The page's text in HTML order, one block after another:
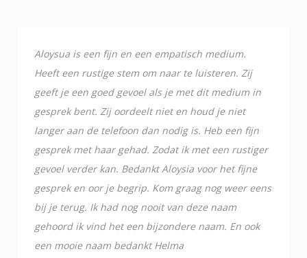
Aloysua is een fijn en een empatisch medium.
Heeft een rustige stem om naar te luisteren. Zij
geeft je een goed gevoel als je met dit medium in
gesprek bent. Zij oordeelt niet en houd je niet
langer aan de telefoon dan nodig is. Heb een fijn
gesprek met haar gehad. Zodat ik met een rustiger
gevoel verder kan. Bedankt Aloysia voor het fijne
gesprek en oor je begrip. Kom graag nog weer eens
bij je terug. Ik had nog nooit van deze naam
gehoord ik vind het een bijzondere naam. En ook
een mooie naam bedankt Helma